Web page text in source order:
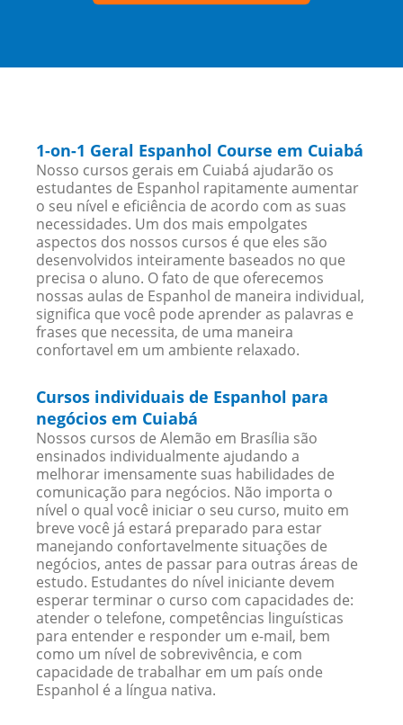
1-on-1 Geral Espanhol Course em Cuiabá
Nosso cursos gerais em Cuiabá ajudarão os
estudantes de Espanhol rapitamente aumentar
o seu nível e eficiência de acordo com as suas
necessidades. Um dos mais empolgates
aspectos dos nossos cursos é que eles são
desenvolvidos inteiramente baseados no que
precisa o aluno. O fato de que oferecemos
nossas aulas de Espanhol de maneira individual,
significa que você pode aprender as palavras e
frases que necessita, de uma maneira
confortavel em um ambiente relaxado.
Cursos individuais de Espanhol para
negócios em Cuiabá
Nossos cursos de Alemão em Brasília são
ensinados individualmente ajudando a
melhorar imensamente suas habilidades de
comunicação para negócios. Não importa o
nível o qual você iniciar o seu curso, muito em
breve você já estará preparado para estar
manejando confortavelmente situações de
negócios, antes de passar para outras áreas de
estudo. Estudantes do nível iniciante devem
esperar terminar o curso com capacidades de:
atender o telefone, competências linguísticas
para entender e responder um e-mail, bem
como um nível de sobrevivência, e com
capacidade de trabalhar em um país onde
Espanhol é a língua nativa.